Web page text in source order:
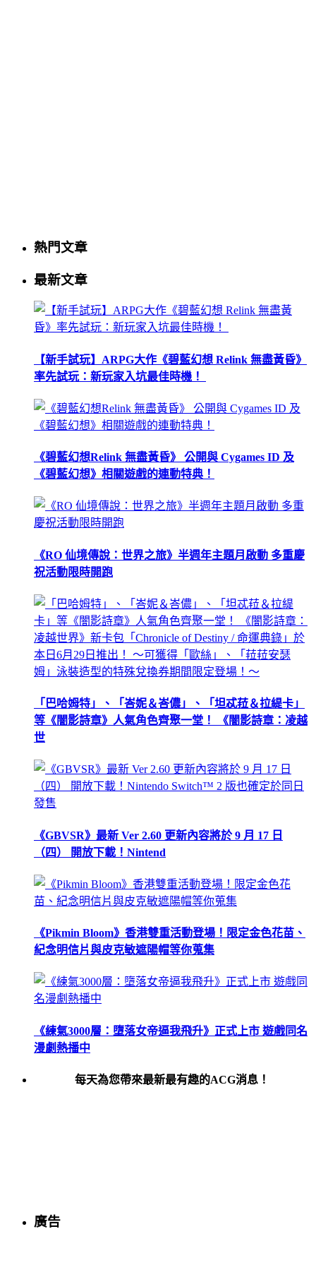
熱門文章
最新文章
【新手試玩】ARPG大作《碧藍幻想 Relink 無盡黃昏》
率先試玩：新玩家入坑最佳時機！
《碧藍幻想Relink 無盡黃昏》 公開與 Cygames ID 及
《碧藍幻想》相關遊戲的連動特典！
《RO 仙境傳說：世界之旅》半週年主題月啟動 多重慶
祝活動限時開跑
「巴哈姆特」、「峇妮＆峇儂」、「坦忒菈＆拉緹卡」
等《闇影詩章》人氣角色齊聚一堂！ 《闇影詩章：凌越
世
《GBVSR》最新 Ver 2.60 更新內容將於 9 月 17 日
（四） 開放下載！Nintend
《Pikmin Bloom》香港雙重活動登場！限定金色花苗、
紀念明信片與皮克敏遮陽帽等你蒐集
《練氣3000層：墮落女帝逼我飛升》正式上市 遊戲同名
漫劇熱播中
每天為您帶來最新最有趣的ACG消息！
廣告